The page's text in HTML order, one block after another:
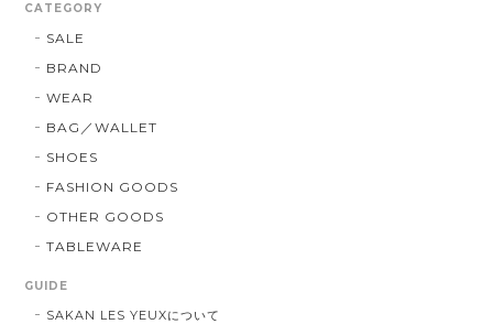
CATEGORY
SALE
BRAND
WEAR
BAG／WALLET
SHOES
FASHION GOODS
OTHER GOODS
TABLEWARE
GUIDE
SAKAN LES YEUXについて